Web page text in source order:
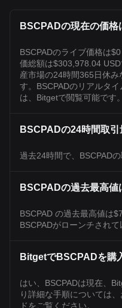
BSCPADの現在の価格
BSCPADのライブ価格は
価総額は$303,978.04
産市場の24時間365日休み
す。BSCPADのリアルタ
は、Bitgetで閲覧可能です。
BSCPADの24時間取引
過去24時間で、BSCPAD
BSCPADの過去最高値
BSCPAD の過去最高値は
BSCPADがローンチされて
BitgetでBSCPADを購
はい、BSCPADは現在、
り詳細な手順については、
ドをご覧ください。